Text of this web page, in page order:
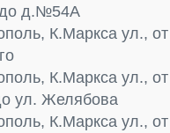
д.№54А
К.Маркса ул.,
К.Маркса ул.,
ул. Желябова
К.Маркса ул.,